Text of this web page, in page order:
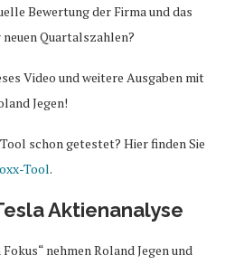
Bewertung der Firma und das
Quartalszahlen?
Video und weitere Ausgaben mit
Jegen!
schon getestet? Hier finden Sie
Tool.
Aktienanalyse
nehmen Roland Jegen und